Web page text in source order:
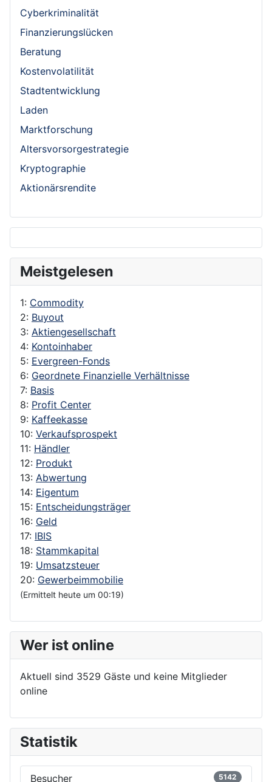
Cyberkriminalität
Finanzierungslücken
Beratung
Kostenvolatilität
Stadtentwicklung
Laden
Marktforschung
Altersvorsorgestrategie
Kryptographie
Aktionärsrendite
Meistgelesen
1: Commodity
2: Buyout
3: Aktiengesellschaft
4: Kontoinhaber
5: Evergreen-Fonds
6: Geordnete Finanzielle Verhältnisse
7: Basis
8: Profit Center
9: Kaffeekasse
10: Verkaufsprospekt
11: Händler
12: Produkt
13: Abwertung
14: Eigentum
15: Entscheidungsträger
16: Geld
17: IBIS
18: Stammkapital
19: Umsatzsteuer
20: Gewerbeimmobilie
(Ermittelt heute um 00:19)
Wer ist online
Aktuell sind 3529 Gäste und keine Mitglieder
online
Statistik
Besucher 5142